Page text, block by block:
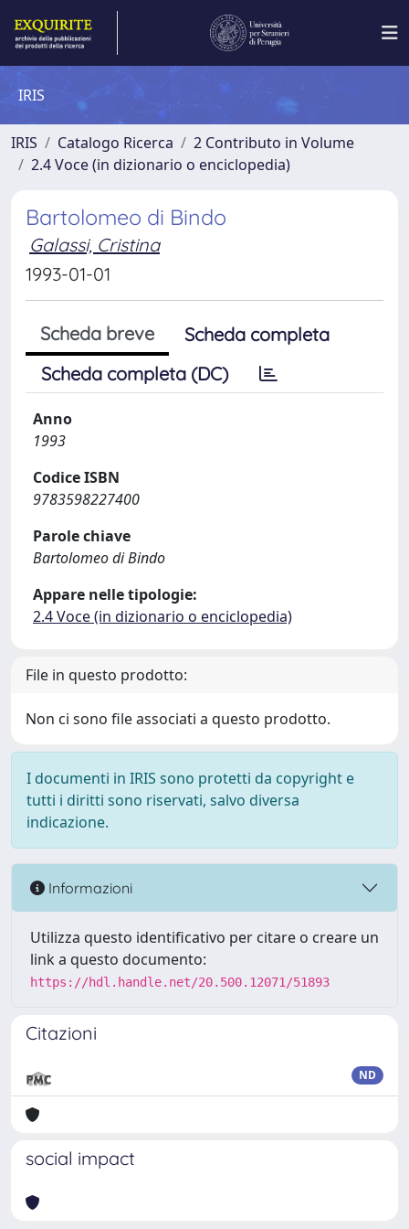
IRIS
IRIS Catalogo Ricerca
2 Contributo in Volume
2.4 Voce (in dizionario o enciclopedia)
Bartolomeo di Bindo
Galassi, Cristina
1993-01-01
Scheda breve
Scheda completa
Scheda completa (DC)
Anno
1993
Codice ISBN
9783598227400
Parole chiave
Bartolomeo di Bindo
Appare nelle tipologie:
2.4 Voce (in dizionario o enciclopedia)
File in questo prodotto:
Non ci sono file associati a questo prodotto.
I documenti in IRIS sono protetti da copyright e
tutti i diritti sono riservati, salvo diversa
indicazione.
Informazioni
Utilizza questo identificativo per citare o creare un
link a questo documento:
https://hdl.handle.net/20.500.12071/51893
Citazioni
ND
social impact